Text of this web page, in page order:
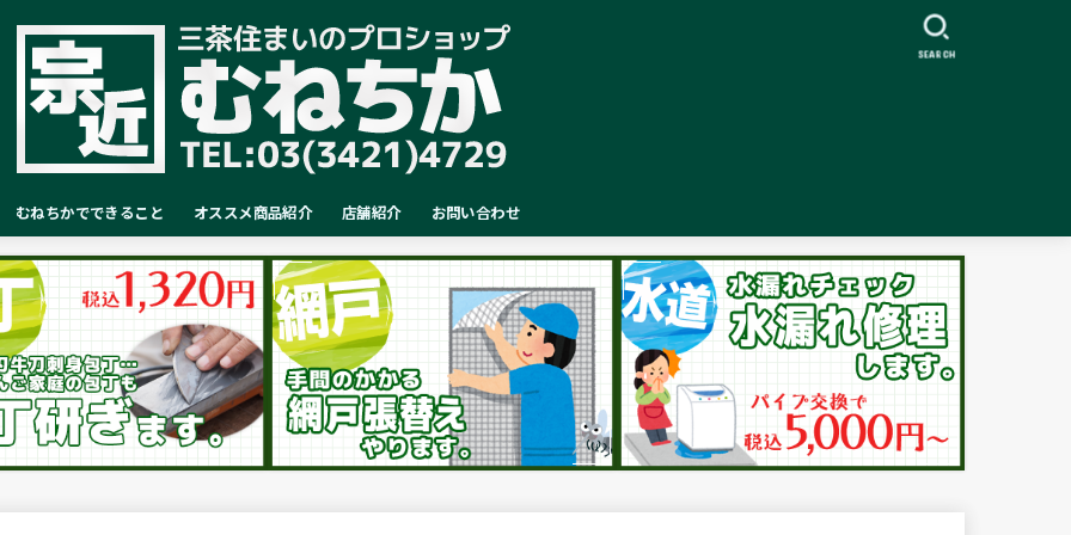
むねちかでできること オススメ商品紹介 店舗紹介 お問い合わせ
SEARCH